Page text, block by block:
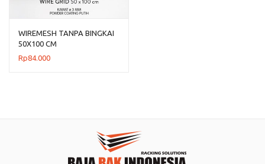
WIREMESH TANPA BINGKAI
50X100 CM
Rp84.000